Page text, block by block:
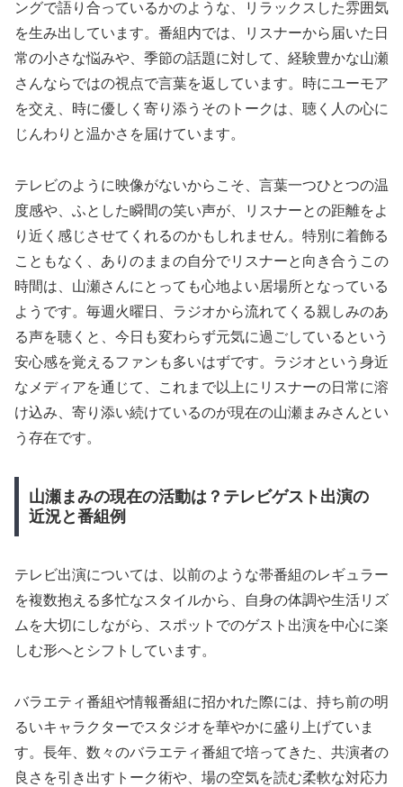
ングで語り合っているかのような、リラックスした雰囲気
を生み出しています。番組内では、リスナーから届いた日
常の小さな悩みや、季節の話題に対して、経験豊かな山瀬
さんならではの視点で言葉を返しています。時にユーモア
を交え、時に優しく寄り添うそのトークは、聴く人の心に
じんわりと温かさを届けています。
テレビのように映像がないからこそ、言葉一つひとつの温
度感や、ふとした瞬間の笑い声が、リスナーとの距離をよ
り近く感じさせてくれるのかもしれません。特別に着飾る
こともなく、ありのままの自分でリスナーと向き合うこの
時間は、山瀬さんにとっても心地よい居場所となっている
ようです。毎週火曜日、ラジオから流れてくる親しみのあ
る声を聴くと、今日も変わらず元気に過ごしているという
安心感を覚えるファンも多いはずです。ラジオという身近
なメディアを通じて、これまで以上にリスナーの日常に溶
け込み、寄り添い続けているのが現在の山瀬まみさんとい
う存在です。
山瀬まみの現在の活動は？テレビゲスト出演の
近況と番組例
テレビ出演については、以前のような帯番組のレギュラー
を複数抱える多忙なスタイルから、自身の体調や生活リズ
ムを大切にしながら、スポットでのゲスト出演を中心に楽
しむ形へとシフトしています。
バラエティ番組や情報番組に招かれた際には、持ち前の明
るいキャラクターでスタジオを華やかに盛り上げていま
す。長年、数々のバラエティ番組で培ってきた、共演者の
良さを引き出すトーク術や、場の空気を読む柔軟な対応力